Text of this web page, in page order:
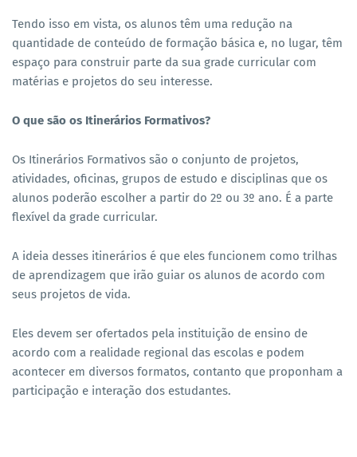
Tendo isso em vista, os alunos têm uma redução na
quantidade de conteúdo de formação básica e, no lugar, têm
espaço para construir parte da sua grade curricular com
matérias e projetos do seu interesse.
O que são os Itinerários Formativos?
Os Itinerários Formativos são o conjunto de projetos,
atividades, oficinas, grupos de estudo e disciplinas que os
alunos poderão escolher a partir do 2º ou 3º ano. É a parte
flexível da grade curricular.
A ideia desses itinerários é que eles funcionem como trilhas
de aprendizagem que irão guiar os alunos de acordo com
seus projetos de vida.
Eles devem ser ofertados pela instituição de ensino de
acordo com a realidade regional das escolas e podem
acontecer em diversos formatos, contanto que proponham a
participação e interação dos estudantes.